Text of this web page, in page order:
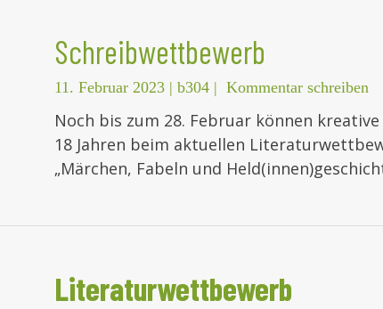
Schreibwettbewerb
11. Februar 2023 | b304 | Kommentar schreiben
Noch bis zum 28. Februar können
18 Jahren beim aktuellen
„Märchen, Fabeln und
Literaturwettbewerb